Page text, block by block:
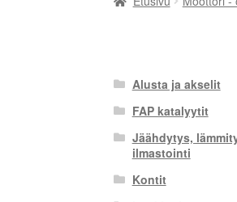
Alusta ja akselit
FAP katalyytit
Jäähdytys,
ilmastointi
Kontit